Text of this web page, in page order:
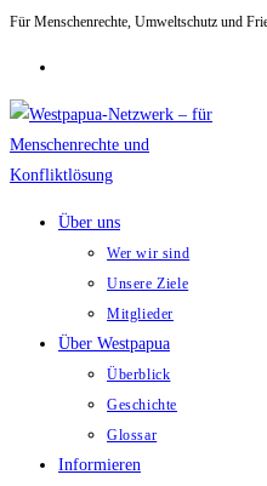
Zum
Für Menschenrechte, Umweltschutz und
Über uns
Wer wir sind
Unsere Ziele
Mitglieder
Über Westpapua
Überblick
Geschichte
Glossar
Informieren